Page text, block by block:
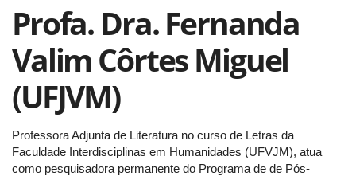
Profa. Dra. Fernanda
Valim Côrtes Miguel
(UFJVM)
Professora Adjunta de Literatura no curso de Letras da
Faculdade Interdisciplinas em Humanidades (UFVJM), atua
como pesquisadora permanente do Programa de de Pós-